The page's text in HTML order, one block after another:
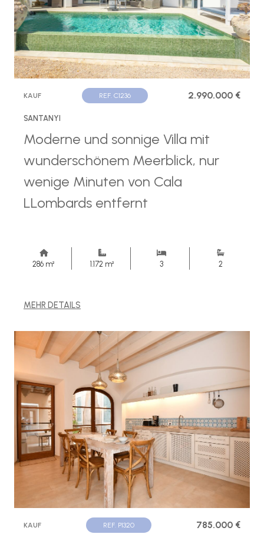
KAUF REF. C1236 2.990.000 €
SANTANYI
Moderne und sonnige Villa mit
wunderschönem Meerblick, nur
wenige Minuten von Cala
LLombards entfernt
286 m² 1.172 m² 3 2
MEHR DETAILS
KAUF REF. P1320 785.000 €